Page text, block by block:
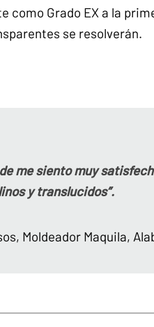
como Grado EX a la
se resolverán.
me siento muy
y translucidos”.
Moldeador Maquila,